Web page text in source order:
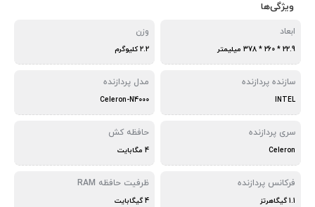
ویژگی‌ها
ابعاد
22.9 * 260 * 378 میلیمتر
وزن
2.2 کلیوگرم
سازنده پردازنده
INTEL
مدل پردازنده
Celeron-N4000
سری پردازنده
Celeron
حافظه کش
4 مگابایت
فرکانس پردازنده
1.1 گیگاهرتز
ظرفیت حافظه RAM
4 گیگابایت